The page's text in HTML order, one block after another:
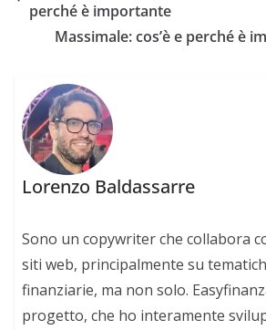
perché è importante
Massimale: cos’è e perché è
Lorenzo Baldassarre
Sono un copywriter che collabora
siti web, principalmente su
finanziarie, ma non solo.
progetto, che ho interamente